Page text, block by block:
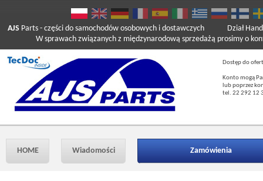
AJS Parts - części do samochodów osobowych i dostawczych
W sprawach związanych z międzynarodową sprzedażą prosimy o
Dział
Dostęp do
Konto mogą
lub poprzez
tel. 22 292 12
HOME Wiadomości Zamówienia